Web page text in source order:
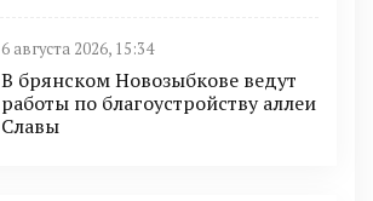
6 августа 2026, 15:34
В брянском Новозыбкове ведут
работы по благоустройству аллеи
Славы